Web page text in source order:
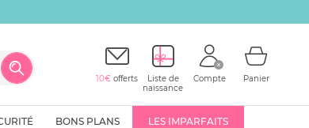
10€ offerts
Liste de
naissance
Compte Panier
BONS PLANS LES IMPARFAITS